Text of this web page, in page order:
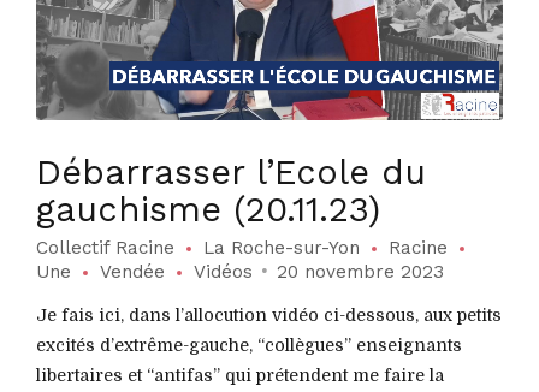
Débarrasser l’Ecole du
gauchisme (20.11.23)
Collectif Racine La Roche-sur-Yon
Racine
Une
Vendée Vidéos 20 novembre 2023
Je fais ici, dans l’allocution vidéo ci-dessous, aux petits
excités d’extrême-gauche, “collègues” enseignants
libertaires et “antifas” qui prétendent me faire la